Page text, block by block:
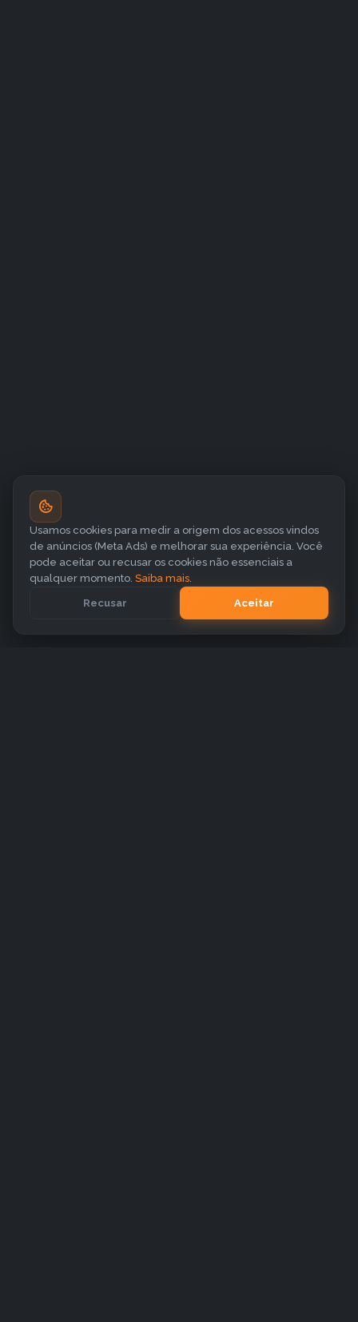
Usamos cookies para medir a origem dos acessos vindos
de anúncios (Meta Ads) e melhorar sua experiência. Você
pode aceitar ou recusar os cookies não essenciais a
qualquer momento. Saiba mais.
Recusar Aceitar